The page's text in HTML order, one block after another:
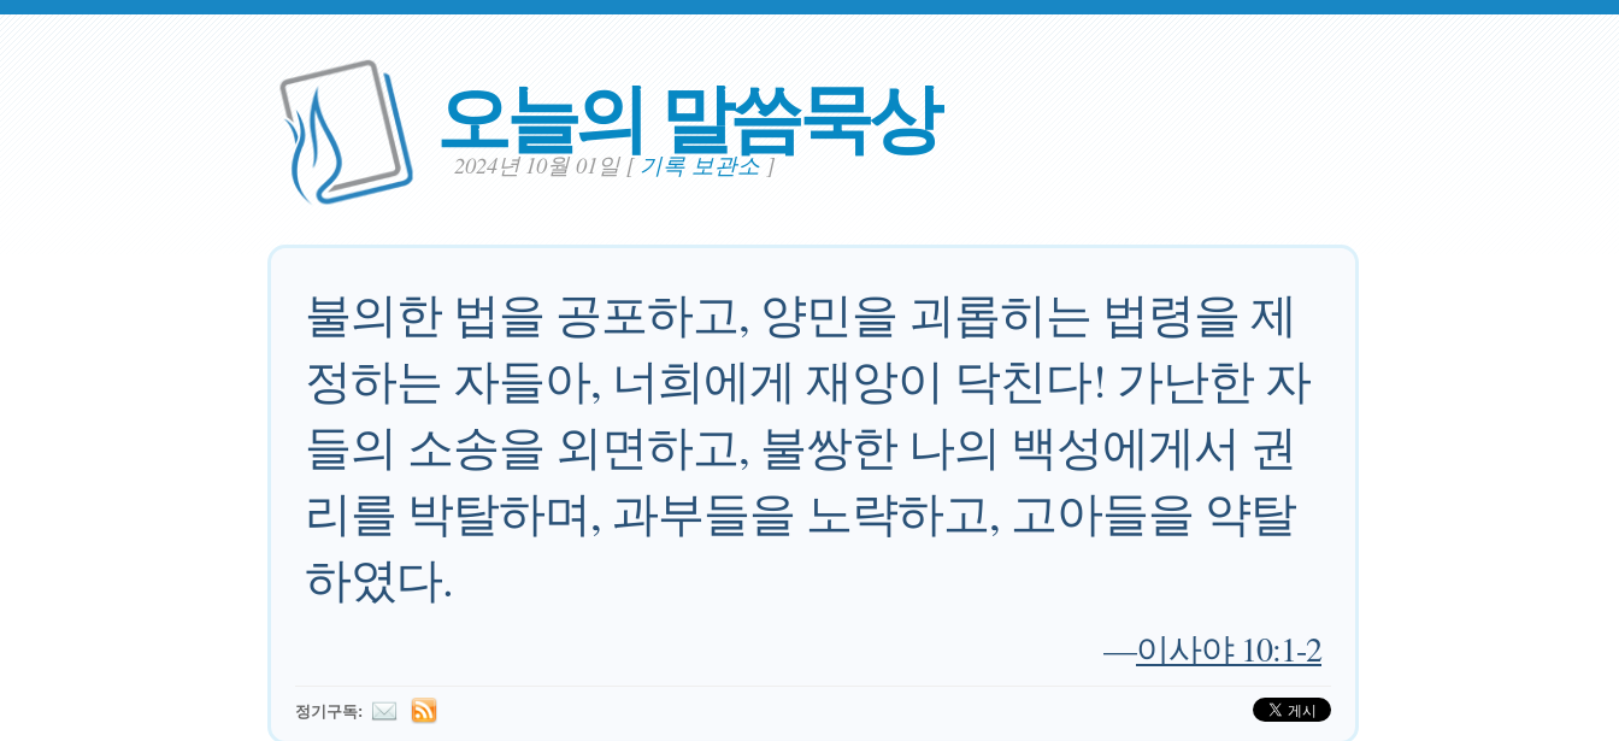
오늘의 말씀묵상
2024년 10월 01일 [기록 보관소]
불의한 법을 공포하고, 양민을 괴롭히는 법령을 제
정하는 자들아, 너희에게 재앙이 닥친다! 가난한 자
들의 소송을 외면하고, 불쌍한 나의 백성에게서 권
리를 박탈하며, 과부들을 노략하고, 고아들을 약탈
하였다.
—이사야 10:1-2
정기구독: